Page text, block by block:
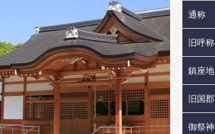
通称
旧呼称
鎮座地
旧国郡
御祭神